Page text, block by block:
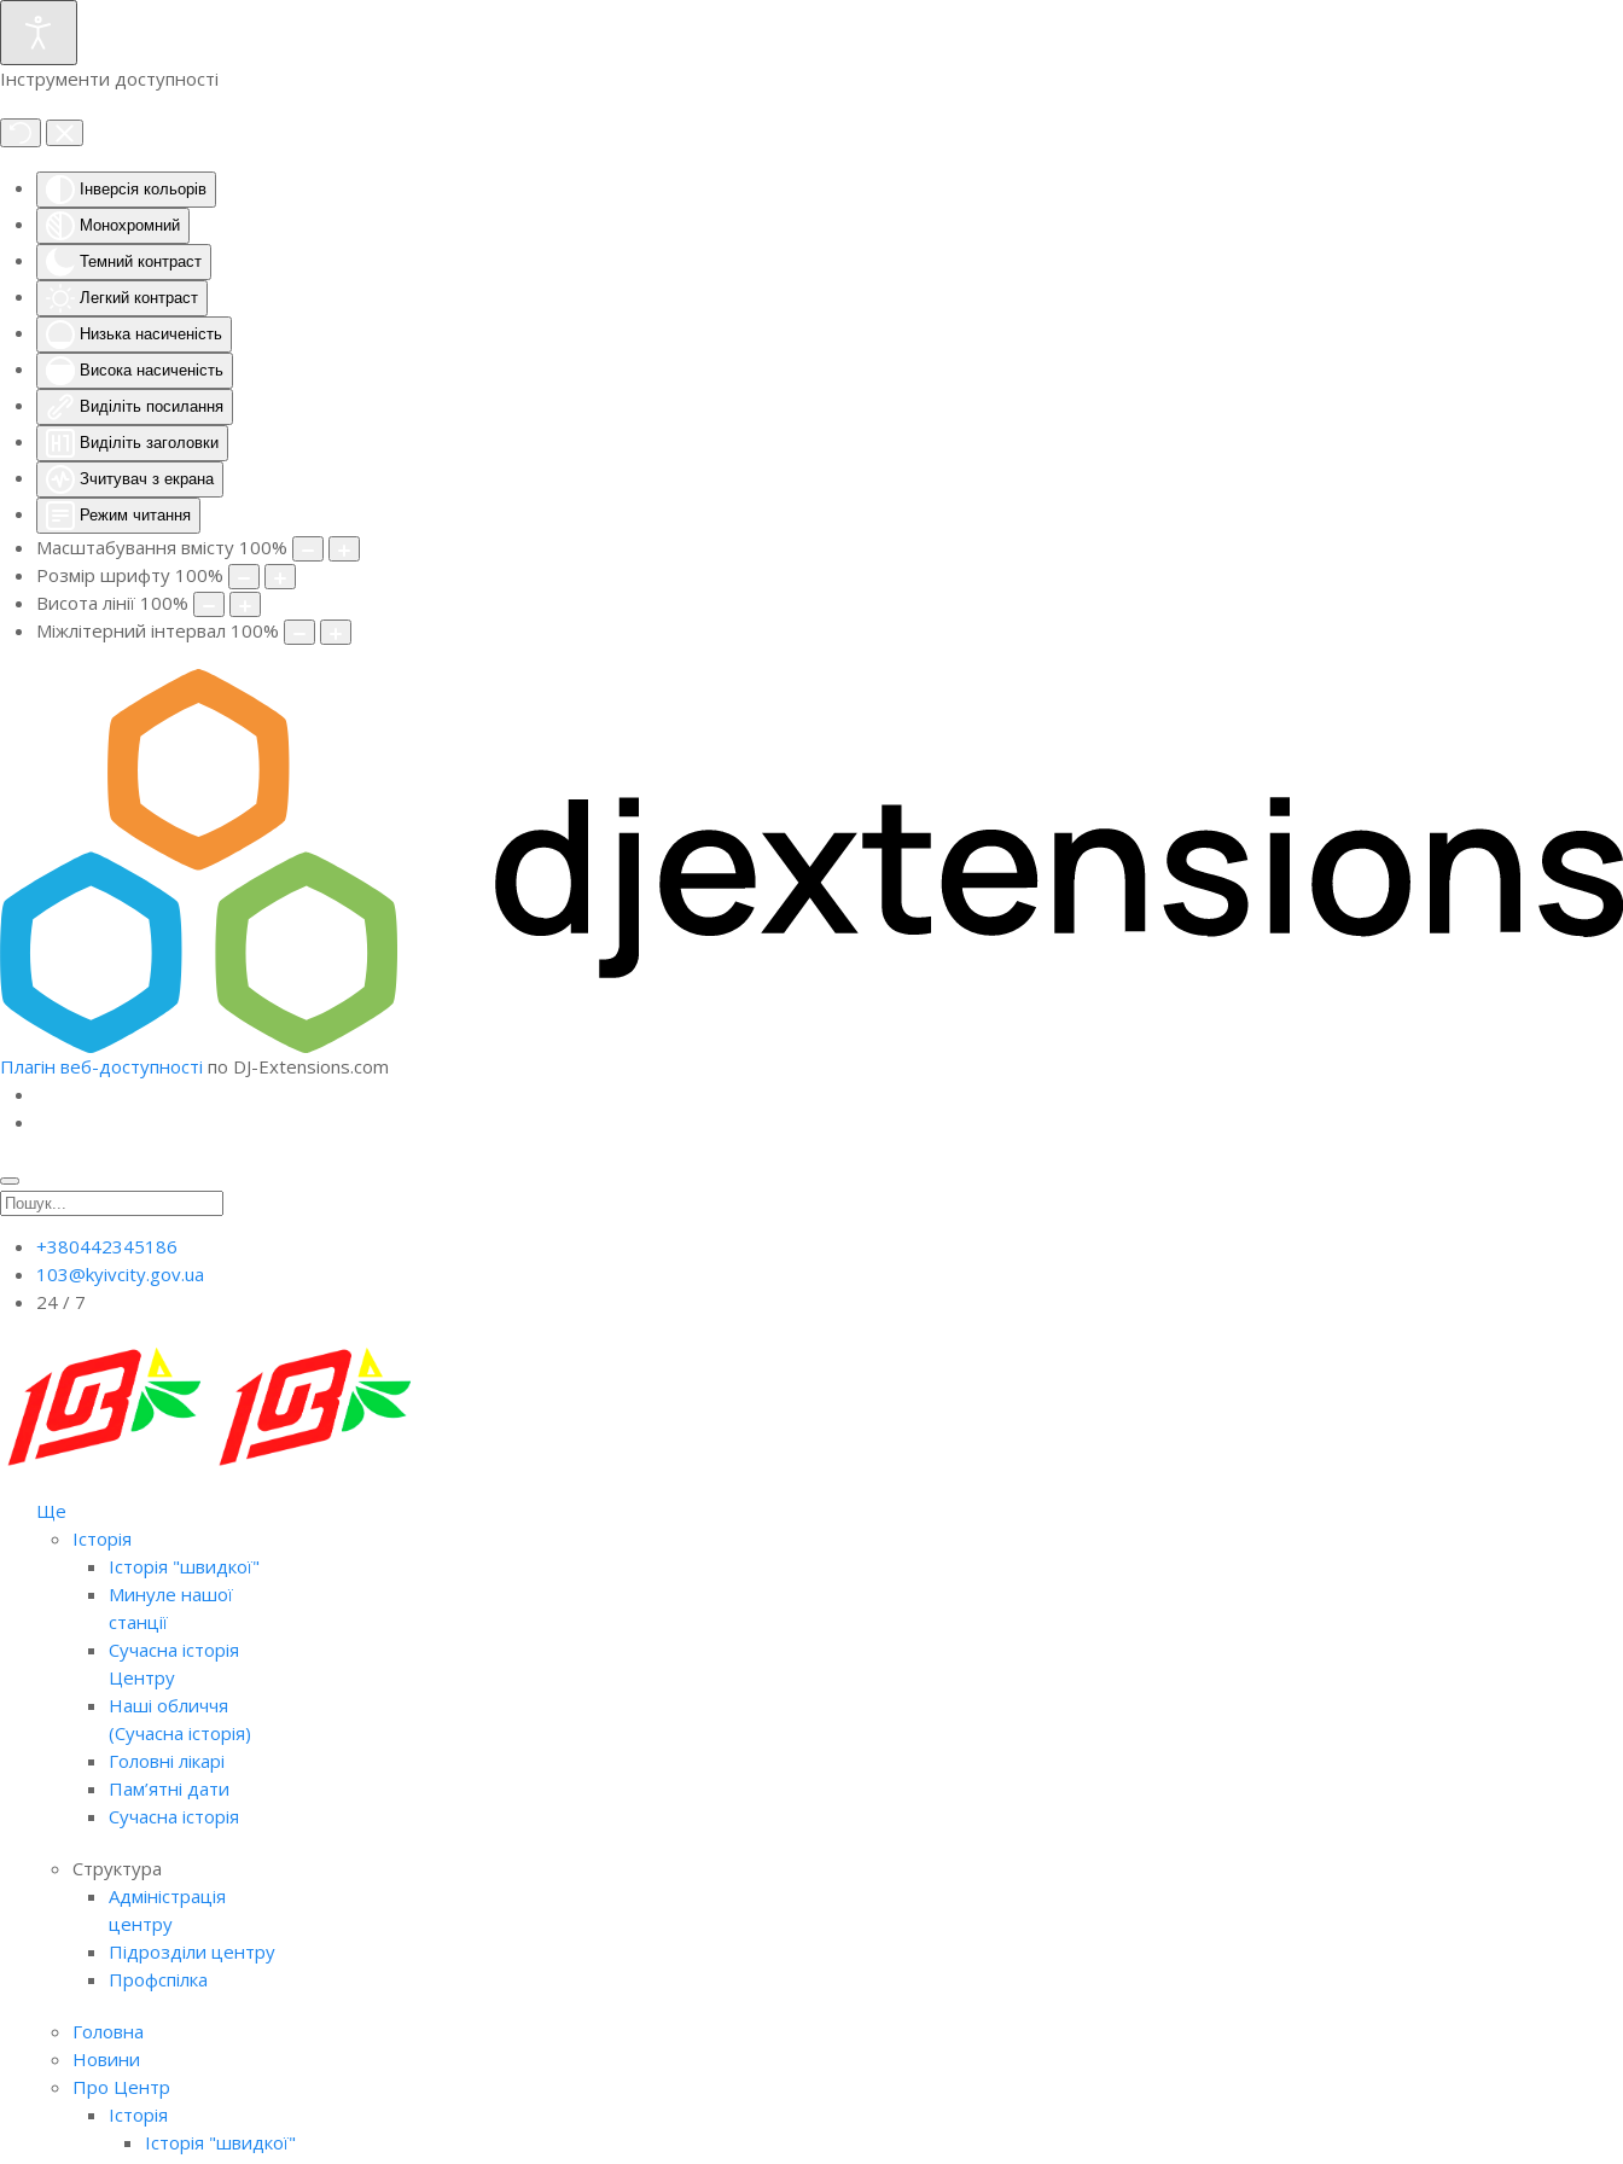
Інструменти доступності
Інверсія кольорів
Монохромний
Темний контраст
Легкий контраст
Низька насиченість
Висока насиченість
Виділіть посилання
Виділіть заголовки
Зчитувач з екрана
Режим читання
Масштабування вмісту 100%
Розмір шрифту 100%
Висота лінії 100%
Міжлітерний інтервал 100%
Плагін веб-доступності по DJ-Extensions.com
+380442345186
103@kyivcity.gov.ua
24 / 7
Ще
Історія
Історія "швидкої"
Минуле нашої
станції
Сучасна історія
Центру
Наші обличчя
(Сучасна історія)
Головні лікарі
Пам’ятні дати
Сучасна історія
Структура
Адміністрація
центру
Підрозділи центру
Профспілка
Головна
Новини
Про Центр
Історія
Історія "швидкої"